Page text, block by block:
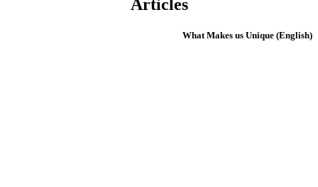
Articles
(English) What Makes us Unique